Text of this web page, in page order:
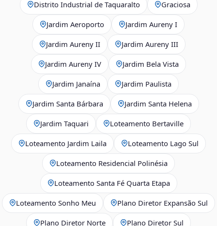
Distrito Industrial de Taquaralto Graciosa
Jardim Aeroporto Jardim Aureny I
Jardim Aureny II Jardim Aureny III
Jardim Aureny IV Jardim Bela Vista
Jardim Janaína Jardim Paulista
Jardim Santa Bárbara Jardim Santa Helena
Jardim Taquari Loteamento Bertaville
Loteamento Jardim Laila Loteamento Lago Sul
Loteamento Residencial Polinésia
Loteamento Santa Fé Quarta Etapa
Loteamento Sonho Meu Plano Diretor Expansão Sul
Plano Diretor Norte Plano Diretor Sul